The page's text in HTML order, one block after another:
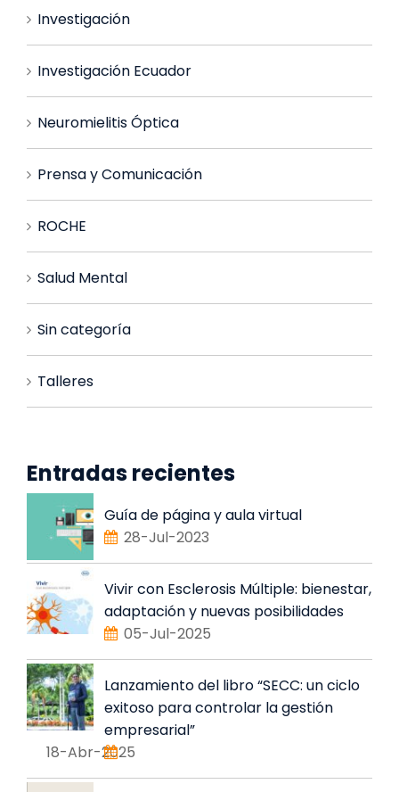
Investigación
Investigación Ecuador
Neuromielitis Óptica
Prensa y Comunicación
ROCHE
Salud Mental
Sin categoría
Talleres
Entradas recientes
Guía de página y aula virtual
28-Jul-2023
Vivir con Esclerosis Múltiple: bienestar,
adaptación y nuevas posibilidades
05-Jul-2025
Lanzamiento del libro “SECC: un ciclo
exitoso para controlar la gestión
empresarial”
18-Abr-2025